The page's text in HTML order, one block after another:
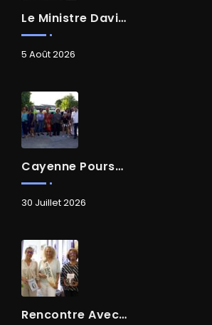
Le Ministre David AMIEL En Visite Dans Le Centre-Ville De Cayenne
5 Août 2026
Cayenne Poursuit Sa Transformation
30 Juillet 2026
Rencontre Avec Madame Isabelle FAMARO